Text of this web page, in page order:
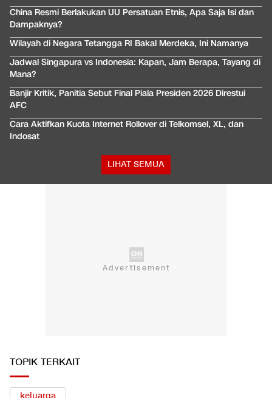
China Resmi Berlakukan UU Persatuan Etnis, Apa Saja Isi dan
Dampaknya?
Wilayah di Negara Tetangga RI Bakal Merdeka, Ini Namanya
Jadwal Singapura vs Indonesia: Kapan, Jam Berapa, Tayang di
Mana?
Banjir Kritik, Panitia Sebut Final Piala Presiden 2026 Direstui
AFC
Cara Aktifkan Kuota Internet Rollover di Telkomsel, XL, dan
Indosat
LIHAT SEMUA
TOPIK TERKAIT